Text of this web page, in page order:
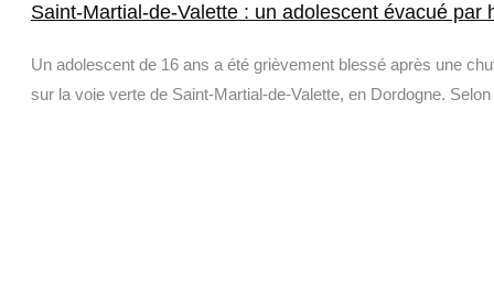
Saint-Martial-de-Valette : un adolescent évacué par
Un adolescent de 16 ans a été grièvement blessé après une
sur la voie verte de Saint-Martial-de-Valette, en Dordogne.